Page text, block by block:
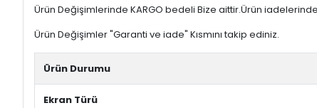
Ürün Değişimlerinde KARGO bedeli Bize aittir.Ürün
Ürün Değişimler "Garanti ve iade" Kısmını takip ediniz.
Ürün Durumu
Ekran Türü